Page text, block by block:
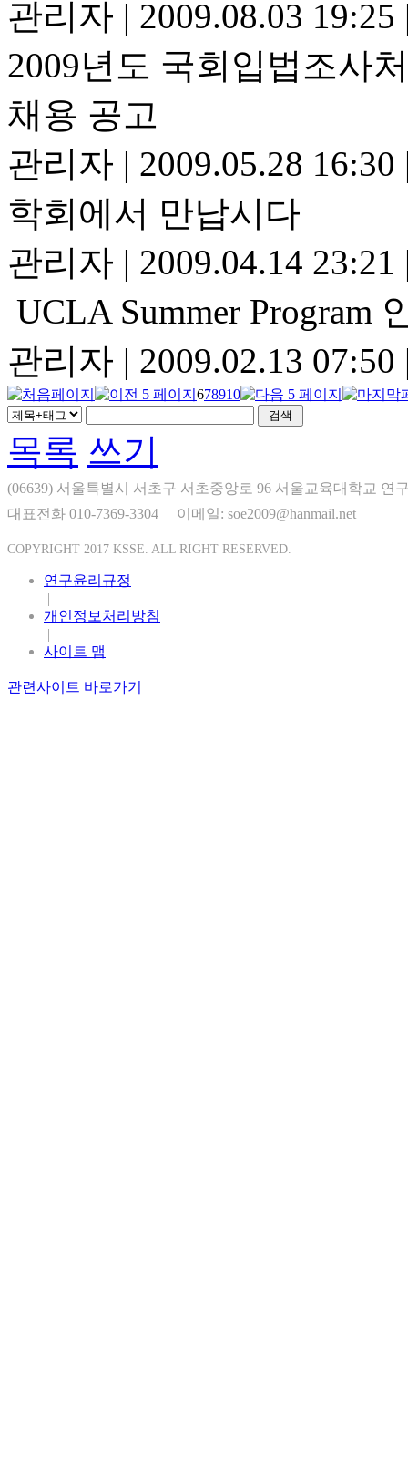
관리자 | 2009.08.03 19:25
2009년도 국회입법조사
채용 공고
관리자 | 2009.05.28 16:30
학회에서 만납시다
관리자 | 2009.04.14 23:21
UCLA Summer Program
관리자 | 2009.02.13 07:50
678910
목록 쓰기
(06639) 서울특별시 서초구 서초중앙로 96 서울교육대학교 연
대표전화 010-7369-3304 이메일: soe2009@hanmail.net
COPYRIGHT 2017 KSSE. ALL RIGHT RESERVED.
연구윤리규정
|
개인정보처리방침
|
사이트 맵
관련사이트 바로가기